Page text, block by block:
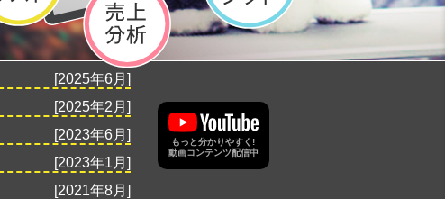
[2025年6月]
[2025年2月]
[2023年6月]
[2023年1月]
[2021年8月]
もっと分かりやすく!
動画コンテンツ配信中